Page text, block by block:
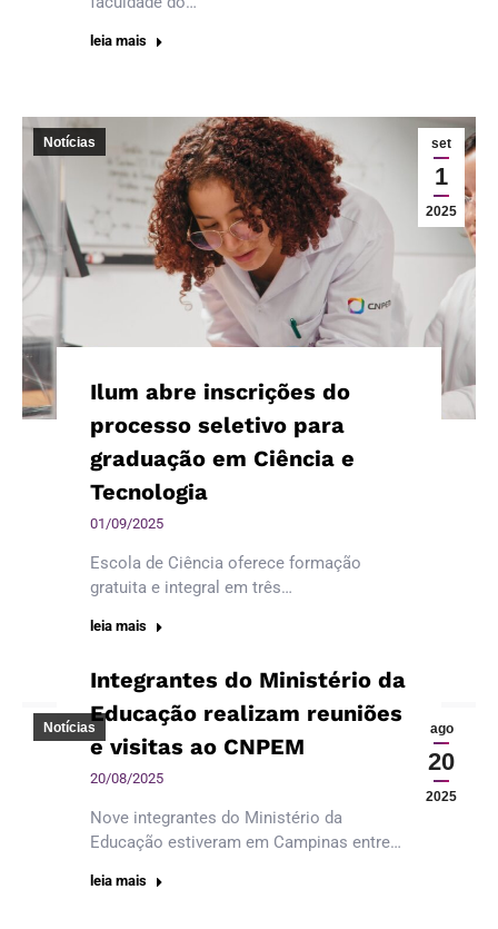
leia mais
set
1
2025
Notícias
Ilum abre inscrições do
processo seletivo para
graduação em Ciência e
Tecnologia
01/09/2025
Escola de Ciência oferece formação
gratuita e integral em três…
leia mais
ago
20
2025
Notícias
Integrantes do Ministério da
Educação realizam reuniões
e visitas ao CNPEM
20/08/2025
Nove integrantes do Ministério da
Educação estiveram em Campinas entre…
leia mais